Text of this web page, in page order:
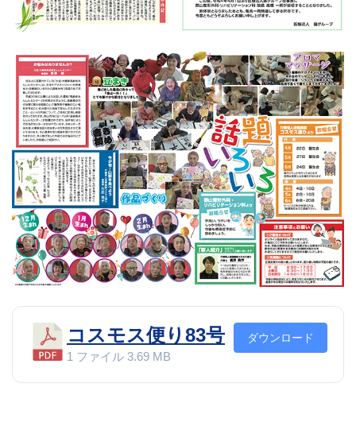
コスモス便り83号
1 ファイル 3.69 MB
ダウンロード